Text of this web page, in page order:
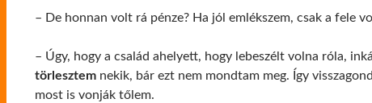
– De honnan volt rá pénze? Ha jól emlékszem, csak a fele
– Úgy, hogy a család ahelyett, hogy lebeszélt volna róla,
törlesztem nekik, bár ezt nem mondtam meg. Így
most is vonják tőlem.